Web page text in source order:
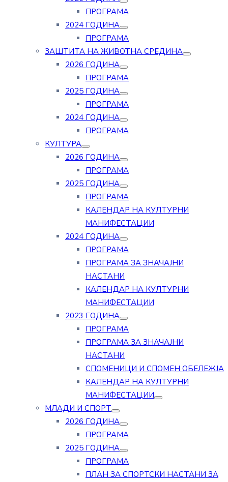
ПРОГРАМА
2024 ГОДИНА
ПРОГРАМА
ЗАШТИТА НА ЖИВОТНА СРЕДИНА
2026 ГОДИНА
ПРОГРАМА
2025 ГОДИНА
ПРОГРАМА
2024 ГОДИНА
ПРОГРАМА
КУЛТУРА
2026 ГОДИНА
ПРОГРАМА
2025 ГОДИНА
ПРОГРАМА
КАЛЕНДАР НА КУЛТУРНИ
МАНИФЕСТАЦИИ
2024 ГОДИНА
ПРОГРАМА
ПРОГРАМА ЗА ЗНАЧАЈНИ
НАСТАНИ
КАЛЕНДАР НА КУЛТУРНИ
МАНИФЕСТАЦИИ
2023 ГОДИНА
ПРОГРАМА
ПРОГРАМА ЗА ЗНАЧАЈНИ
НАСТАНИ
СПОМЕНИЦИ И СПОМЕН ОБЕЛЕЖЈА
КАЛЕНДАР НА КУЛТУРНИ
МАНИФЕСТАЦИИ
МЛАДИ И СПОРТ
2026 ГОДИНА
ПРОГРАМА
2025 ГОДИНА
ПРОГРАМА
ПЛАН ЗА СПОРТСКИ НАСТАНИ ЗА